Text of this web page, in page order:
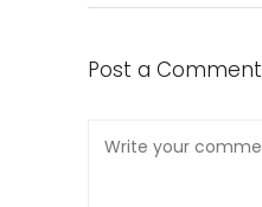
Post a Comment